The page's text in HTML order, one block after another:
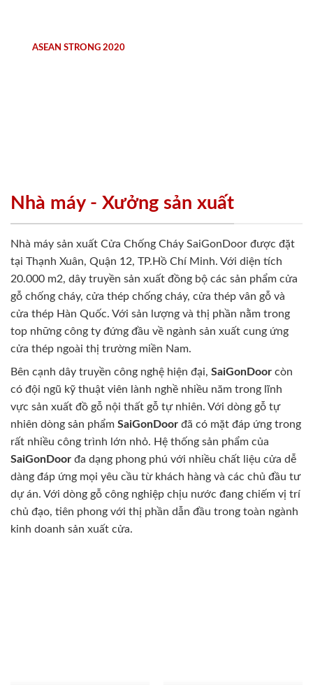
ASEAN STRONG 2020
Nhà máy - Xưởng sản xuất
Nhà máy sản xuất Cửa Chống Cháy SaiGonDoor được đặt
tại Thạnh Xuân, Quận 12, TP.Hồ Chí Minh. Với diện tích
20.000 m2, dây truyền sản xuất đồng bộ các sản phẩm cửa
gỗ chống cháy, cửa thép chống cháy, cửa thép vân gỗ và
cửa thép Hàn Quốc. Với sản lượng và thị phần nằm trong
top những công ty đứng đầu về ngành sản xuất cung ứng
cửa thép ngoài thị trường miền Nam.
Bên cạnh dây truyền công nghệ hiện đại, SaiGonDoor còn
có đội ngũ kỹ thuật viên lành nghề nhiều năm trong lĩnh
vực sản xuất đồ gỗ nội thất gỗ tự nhiên. Với dòng gỗ tự
nhiên dòng sản phẩm SaiGonDoor đã có mặt đáp ứng trong
rất nhiều công trình lớn nhỏ. Hệ thống sản phẩm của
SaiGonDoor đa dạng phong phú với nhiều chất liệu cửa dễ
dàng đáp ứng mọi yêu cầu từ khách hàng và các chủ đầu tư
dự án. Với dòng gỗ công nghiệp chịu nước đang chiếm vị trí
chủ đạo, tiên phong với thị phần dẫn đầu trong toàn ngành
kinh doanh sản xuất cửa.